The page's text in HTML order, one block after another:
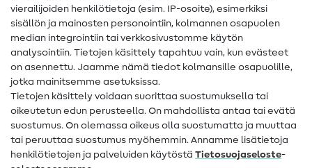
Ompeluohjeet
Apua ja yhteystiedot
Yhteystiedot
Tietoa omistajanvaihdoksesta
FAQ
Peruutusoikeus
vierailijoiden henkilötietoja (esim. IP-osoite), esimerkiksi
sisällön ja mainosten personointiin, kolmannen osapuolen
median integrointiin tai verkkosivustomme käytön
analysointiin. Tietojen käsittely tapahtuu vain, kun evästeet
on asennettu. Jaamme nämä tiedot kolmansille osapuolille,
jotka mainitsemme asetuksissa.
Tietojen käsittely voidaan suorittaa suostumuksella tai
oikeutetun edun perusteella. On mahdollista antaa tai evätä
suostumus. On olemassa oikeus olla suostumatta ja muuttaa
tai peruuttaa suostumus myöhemmin. Annamme lisätietoja
henkilötietojen ja palveluiden käytöstä Tietosuojaseloste-